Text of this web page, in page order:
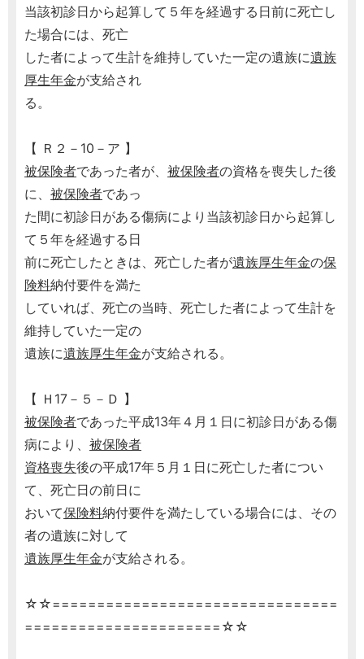
当該初診日から起算して５年を経過する日前に死亡し
た場合には、死亡
した者によって生計を維持していた一定の遺族に遺族
厚生年金が支給され
る。
【 Ｒ２－10－ア 】
被保険者であった者が、 被保険者の資格を喪失した後
に、 被保険者であっ
た間に初診日がある傷病により当該初診日から起算し
て５年を経過する日
前に死亡したときは、死亡した者が遺族厚生年金の保
険料納付要件を満た
していれば、死亡の当時、死亡した者によって生計を
維持していた一定の
遺族に遺族厚生年金が支給される。
【 Ｈ17－５－Ｄ 】
被保険者であった平成13年４月１日に初診日がある傷
病により、 被保険者
資格喪失後の平成17年５月１日に死亡した者につい
て、死亡日の前日に
おいて保険料納付要件を満たしている場合には、その
者の遺族に対して
遺族厚生年金が支給される。
☆☆================================
======================☆☆